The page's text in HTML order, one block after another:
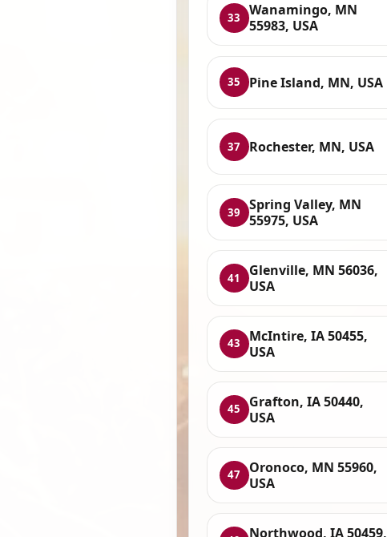
33
Wanamingo, MN
55983, USA
35 Pine Island, MN, USA
37 Rochester, MN, USA
39
Spring Valley, MN
55975, USA
41
Glenville, MN 56036,
USA
43
McIntire, IA 50455,
USA
45
Grafton, IA 50440,
USA
47
Oronoco, MN 55960,
USA
Northwood, IA 50459,